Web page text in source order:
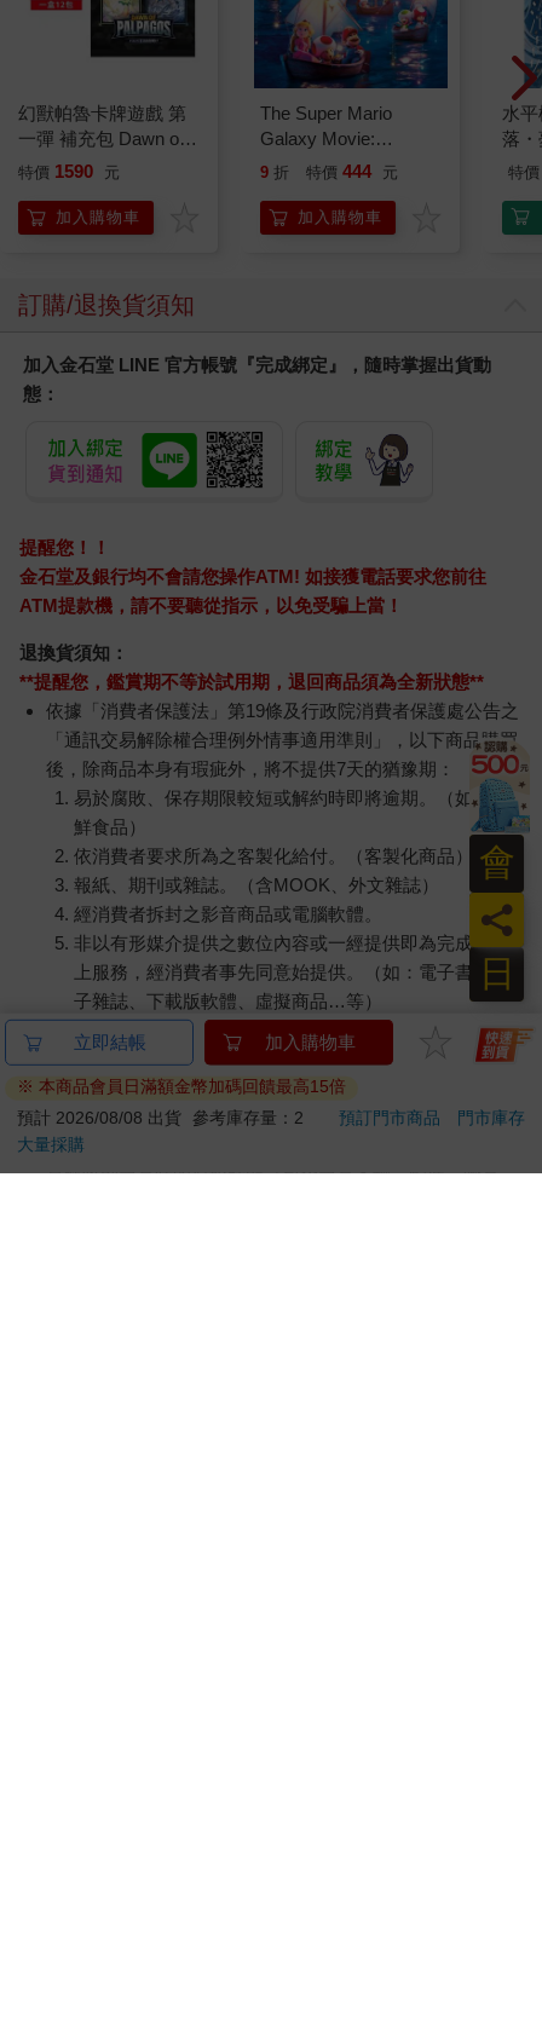
幻獸帕魯卡牌遊戲 第
一彈 補充包 Dawn of
Palpagos（日文版一
特價 1590 元
加入購物車
The Super Mario
Galaxy Movie:
Peach`s Birthday
Mario Galaxy Movie
Storybook
9 折 特價 444 元
加入購物車
水
落
特價
訂購/退換貨須知
加入金石堂 LINE 官方帳號『完成綁定』，隨時掌握出貨動
態：
提醒您！！
金石堂及銀行均不會請您操作ATM! 如接獲電話要求您前往
ATM提款機，請不要聽從指示，以免受騙上當！
退換貨須知：
**提醒您，鑑賞期不等於試用期，退回商品須為全新狀態**
依據「消費者保護法」第19條及行政院消費者保護處公告之
「通訊交易解除權合理例外情事適用準則」，以下商品購買
後，除商品本身有瑕疵外，將不提供7天的猶豫期：
易於腐敗、保存期限較短或解約時即將逾期。（如：生
鮮食品）
依消費者要求所為之客製化給付。（客製化商品）
報紙、期刊或雜誌。（含MOOK、外文雜誌）
經消費者拆封之影音商品或電腦軟體。
非以有形媒介提供之數位內容或一經提供即為完成之線
上服務，經消費者事先同意始提供。（如：電子書、電
子雜誌、下載版軟體、虛擬商品…等）
已拆封之個人衛生用品。（如：內衣褲、刮鬍刀、除毛
若非上列種類商品，均享有到貨7天的猶豫期（含例假
日）。
辦理退換貨時，商品（組合商品恕無法接受單獨退貨）必須
是您收到商品時的原始狀態（包含商品本體、配件、贈品、
立即結帳 加入購物車
※ 本商品會員日滿額金幣加碼回饋最高15倍
預計 2026/08/08 出貨 參考庫存量：2 預訂門市商品
門市庫存
大量採購
日
員
會